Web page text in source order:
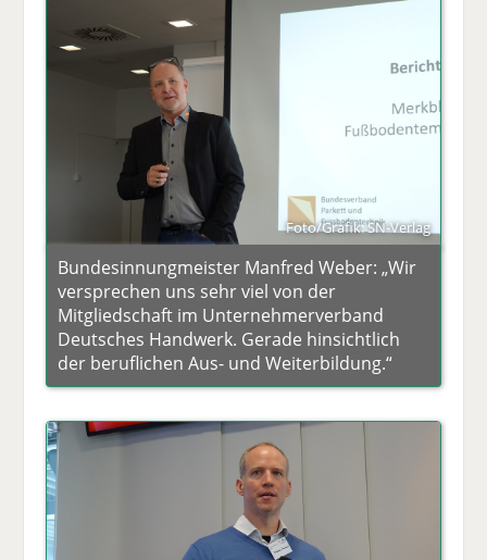
Foto/Grafik: SN-Verlag
Bundesinnungmeister Manfred Weber: „Wir
versprechen uns sehr viel von der
Mitgliedschaft im Unternehmerverband
Deutsches Handwerk. Gerade hinsichtlich
der beruflichen Aus- und Weiterbildung.“